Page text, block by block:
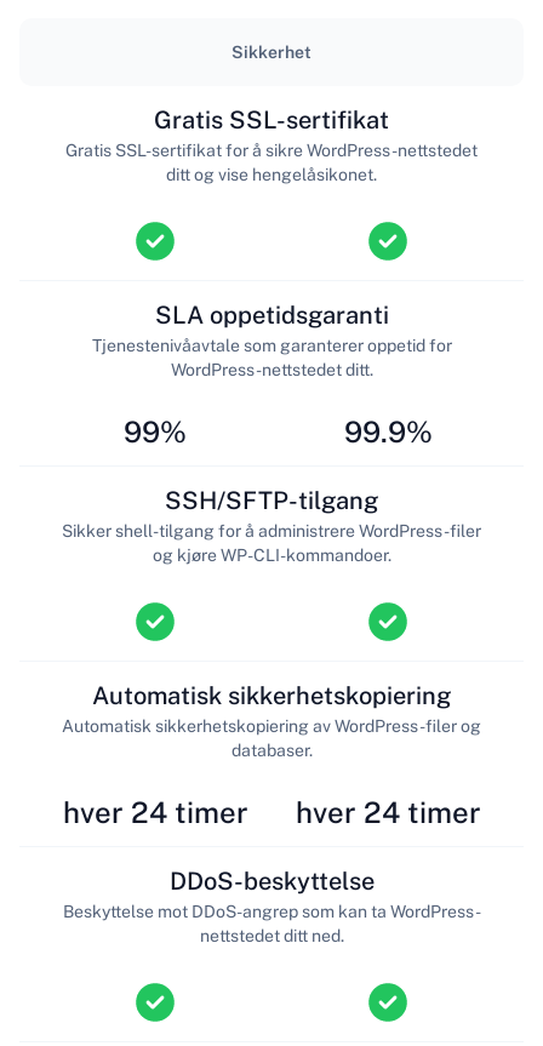
Sikkerhet
Gratis SSL-sertifikat
Gratis SSL-sertifikat for å sikre WordPress-nettstedet
ditt og vise hengelåsikonet.
99%
SLA oppetidsgaranti
Tjenestenivåavtale som garanterer oppetid for
WordPress-nettstedet ditt.
99.9%
SSH/SFTP-tilgang
Sikker shell-tilgang for å administrere WordPress-filer
og kjøre WP-CLI-kommandoer.
hver 24 timer
Automatisk sikkerhetskopiering
Automatisk sikkerhetskopiering av WordPress-filer og
databaser.
hver 24 timer
DDoS-beskyttelse
Beskyttelse mot DDoS-angrep som kan ta WordPress-
nettstedet ditt ned.